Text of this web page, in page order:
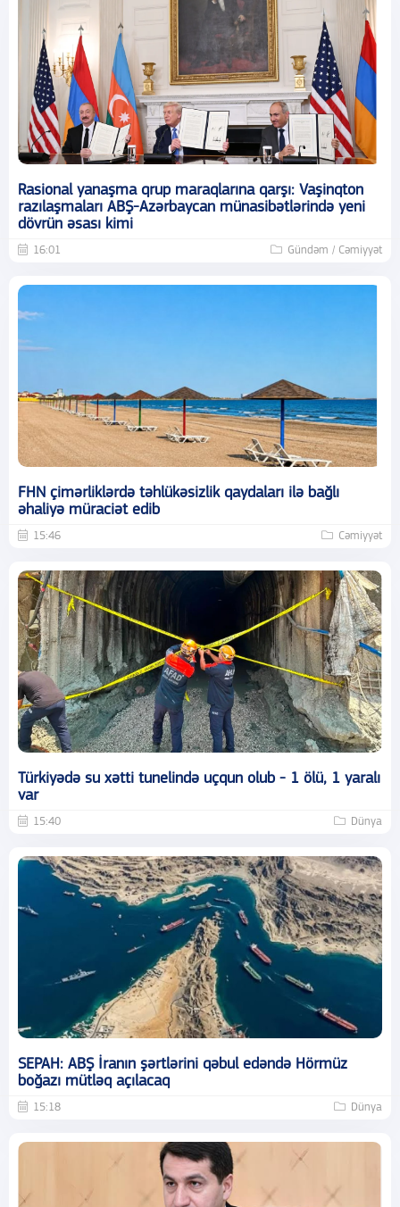
Rasional yanaşma qrup maraqlarına qarşı: Vaşinqton
razılaşmaları ABŞ-Azərbaycan münasibətlərində yeni
dövrün əsası kimi
16:01 Gündəm / Cəmiyyət
FHN çimərliklərdə təhlükəsizlik qaydaları ilə bağlı
əhaliyə müraciət edib
15:46 Cəmiyyət
Türkiyədə su xətti tunelində uçqun olub - 1 ölü, 1 yaralı
var
15:40 Dünya
SEPAH: ABŞ İranın şərtlərini qəbul edəndə Hörmüz
boğazı mütləq açılacaq
15:18 Dünya